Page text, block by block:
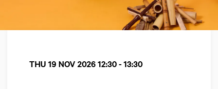
THU 19 NOV 2026 12:30 - 13:30